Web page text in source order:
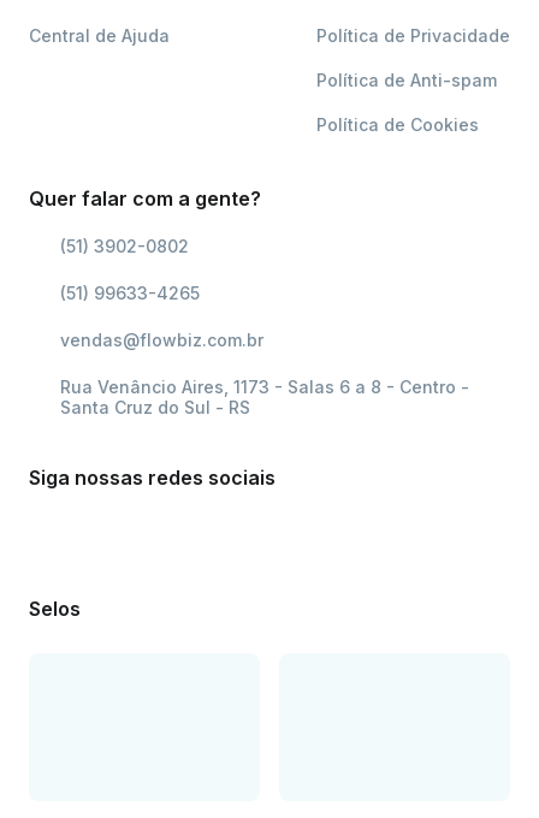
Central de Ajuda Política de Privacidade
Política de Anti-spam
Política de Cookies
Quer falar com a gente?
(51) 3902-0802
(51) 99633-4265
vendas@flowbiz.com.br
Rua Venâncio Aires, 1173 - Salas 6 a 8 - Centro -
Santa Cruz do Sul - RS
Siga nossas redes sociais
Selos